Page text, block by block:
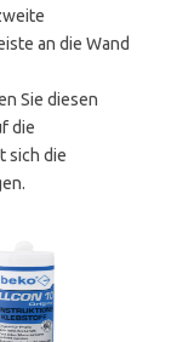
an die Wand
Sie diesen
die
sich die